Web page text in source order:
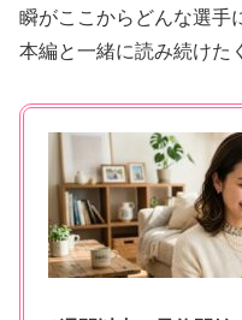
瞬がここからどんな選手
本編と一緒に読み続けた